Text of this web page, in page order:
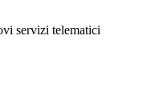
servizi telematici